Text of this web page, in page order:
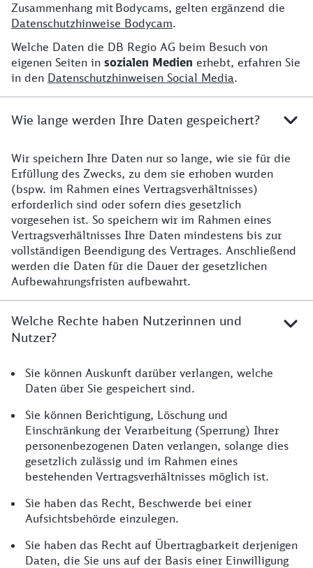
Zusammenhang mit Bodycams, gelten ergänzend die
Datenschutzhinweise Bodycam.
Welche Daten die DB Regio AG beim Besuch von
eigenen Seiten in sozialen Medien erhebt, erfahren Sie
in den Datenschutzhinweisen Social Media.
Wie lange werden Ihre Daten gespeichert?
Wir speichern Ihre Daten nur so lange, wie sie für die
Erfüllung des Zwecks, zu dem sie erhoben wurden
(bspw. im Rahmen eines Vertragsverhältnisses)
erforderlich sind oder sofern dies gesetzlich
vorgesehen ist. So speichern wir im Rahmen eines
Vertragsverhältnisses Ihre Daten mindestens bis zur
vollständigen Beendigung des Vertrages. Anschließend
werden die Daten für die Dauer der gesetzlichen
Aufbewahrungsfristen aufbewahrt.
Welche Rechte haben Nutzerinnen und
Nutzer?
Sie können Auskunft darüber verlangen, welche
Daten über Sie gespeichert sind.
Sie können Berichtigung, Löschung und
Einschränkung der Verarbeitung (Sperrung) Ihrer
personenbezogenen Daten verlangen, solange dies
gesetzlich zulässig und im Rahmen eines
bestehenden Vertragsverhältnisses möglich ist.
Sie haben das Recht, Beschwerde bei einer
Aufsichtsbehörde einzulegen.
Sie haben das Recht auf Übertragbarkeit derjenigen
Daten, die Sie uns auf der Basis einer Einwilligung